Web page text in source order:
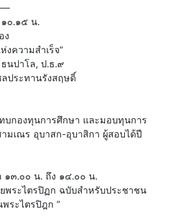
๑๐.๑๕ น.
ง
งความสำเร็จ”
นปาโล, ป.ธ.๙
ลประทานรังสฤษดิ์
บกองทุนการศึกษา และมอบทุนการ
มเณร อุบาสก-อุบาสิกา ผู้สอบได้ปี
๑๓.๐๐ น. ถึง ๑๔.๐๐ น.
ยพระไตรปิฏก ฉบับสำหรับประชาชน
พระไตรปิฎก ”